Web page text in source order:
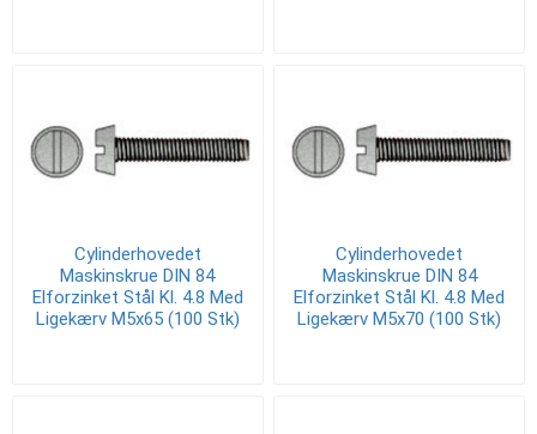
Cylinderhovedet
Maskinskrue DIN 84
Elforzinket Stål Kl. 4.8 Med
Ligekærv M5x65 (100 Stk)
Cylinderhovedet
Maskinskrue DIN 84
Elforzinket Stål Kl. 4.8 Med
Ligekærv M5x70 (100 Stk)